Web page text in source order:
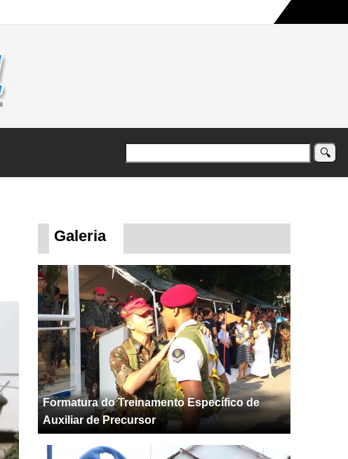
na maior campanha humanitária já registrada no país
Galeria
Formatura do Treinamento Específico de
Auxiliar de Precursor